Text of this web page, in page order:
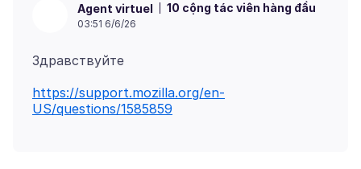
Agent virtuel 10 cộng tác viên hàng đầu
03:51 6/6/26
https://support.mozilla.org/en-
US/questions/1585859